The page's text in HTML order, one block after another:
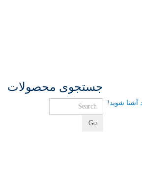
جستجوی محصولات
Go